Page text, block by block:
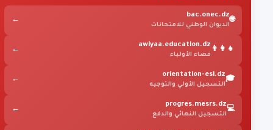
🌐
bac.onec.dz
الديوان الوطني للامتحانات
←
👨‍👩‍👧
awlyaa.education.dz
فضاء الأولياء
←
🎓
orientation-esi.dz
التسجيل الأولي والتوجيه
←
💻
progres.mesrs.dz
التسجيل النهائي والدفع
←